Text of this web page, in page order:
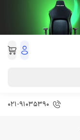
021-91035390